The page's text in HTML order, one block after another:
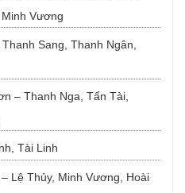
Vương
Sang, Thanh Ngân,
– Thanh Nga, Tấn Tài,
Tài Linh
Lệ Thủy, Minh Vương, Hoài